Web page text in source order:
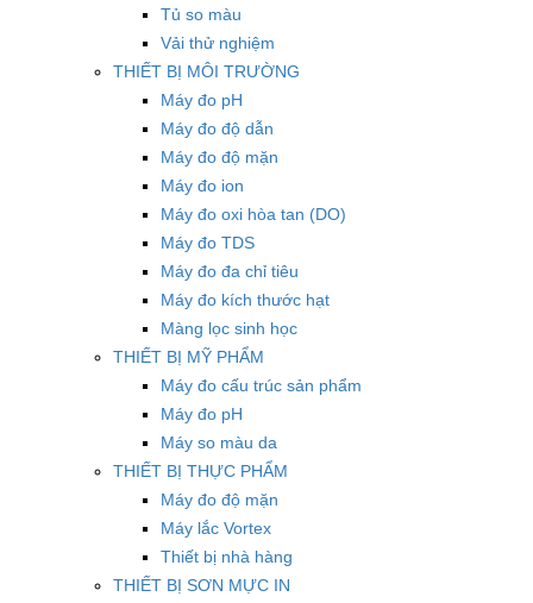
Tủ so màu
Vải thử nghiệm
THIẾT BỊ MÔI TRƯỜNG
Máy đo pH
Máy đo độ dẫn
Máy đo độ mặn
Máy đo ion
Máy đo oxi hòa tan (DO)
Máy đo TDS
Máy đo đa chỉ tiêu
Máy đo kích thước hạt
Màng lọc sinh học
THIẾT BỊ MỸ PHẨM
Máy đo cấu trúc sản phẩm
Máy đo pH
Máy so màu da
THIẾT BỊ THỰC PHẨM
Máy đo độ mặn
Máy lắc Vortex
Thiết bị nhà hàng
THIẾT BỊ SƠN MỰC IN